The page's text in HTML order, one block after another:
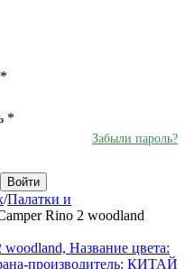
*
*
Забыли пароль?
Войти
/Палатки и
Rino 2 woodland